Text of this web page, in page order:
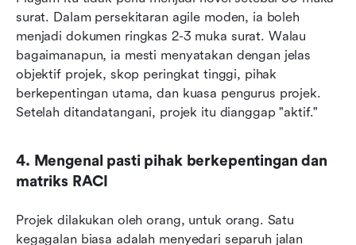
surat. Dalam persekitaran agile moden, ia boleh
menjadi dokumen ringkas 2-3 muka surat. Walau
bagaimanapun, ia mesti menyatakan dengan jelas
objektif projek, skop peringkat tinggi, pihak
berkepentingan utama, dan kuasa pengurus projek.
Setelah ditandatangani, projek itu dianggap "aktif."
4. Mengenal pasti pihak berkepentingan dan
matriks RACI
Projek dilakukan oleh orang, untuk orang. Satu
kegagalan biasa adalah menyedari separuh jalan